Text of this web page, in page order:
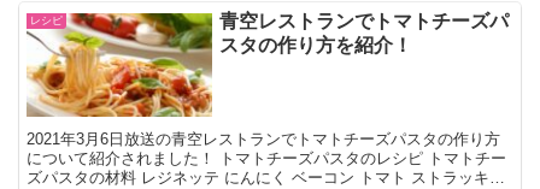
レシピ
青空レストランでトマトチーズパ
スタの作り方を紹介！
2021年3月6日放送の青空レストランでトマトチーズパスタの作り方
について紹介されました！ トマトチーズパスタのレシピ トマトチー
ズパスタの材料 レジネッテ にんにく ベーコン トマト ストラッキー